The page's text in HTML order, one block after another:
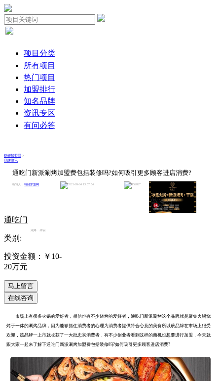
项目分类
所有项目
热门项目
加盟排行
知名品牌
资讯专区
有问必答
锦鲤加盟网 >
品牌资讯
通吃门新派涮烤加盟费包括装修吗?如何吸引更多顾客进店消费?
编辑人：锦鲤加盟网 2021-09-04 13:57:54 159887
通吃门
类别:
涮烤一体锅
投资金额：￥ 10-
20万元
市场上有很多火锅的爱好者，相信也有不少烧烤的爱好者，通吃门新派涮烤这个品牌就是聚集火锅烧
烤于一体的涮烤品牌，因为能够抓住消费者的心理为消费者提供符合心意的美食所以该品牌在市场上很受
欢迎，该品牌一上市就收获了一大批忠实消费者，有不少创业者看到这样的商机也想要进行加盟，今天就
跟大家一起来了解下通吃门新派涮烤加盟费包括装修吗?如何吸引更多顾客进店消费?